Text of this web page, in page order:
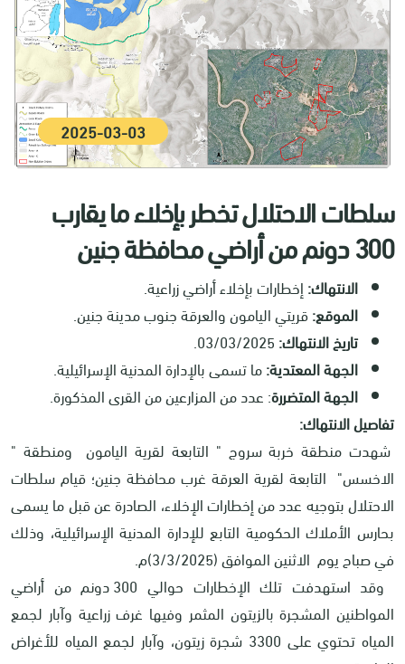
2025-03-03
سلطات الاحتلال تخطر بإخلاء ما يقارب
300 دونم من أراضي محافظة جنين
الانتهاك:إخطارات بإخلاء أراضي زراعية.
الموقع:قريتي اليامون والعرقة جنوب مدينة جنين.
تاريخ الانتهاك:
الجهة المعتدية:ما تسمى بالإدارة المدنية الإسرائيلية.
الجهة المتضررة: عدد من المزارعين من القرى المذكورة.
تفاصيل الانتهاك:
شهدت منطقة خربة سروج " التابعة لقرية اليامون ومنطقة "
الاخسس" التابعة لقرية العرقة غرب محافظة جنين؛ قيام سلطات
الاحتلال بتوجيه عدد من إخطارات الإخلاء، الصادرة عن قبل ما يسمى
بحارس الأملاك الحكومية التابع للإدارة المدنية الإسرائيلية، وذلك
في صباح يوم الاثنين الموافق (3/3/2025)م.
وقد استهدفت تلك الإخطارات حوالي 300 دونم من أراضي
المواطنين المشجرة بالزيتون المثمر وفيها غرف زراعية وآبار لجمع
المياه تحتوي على 3300 شجرة زيتون، وآبار لجمع المياه للأغراض